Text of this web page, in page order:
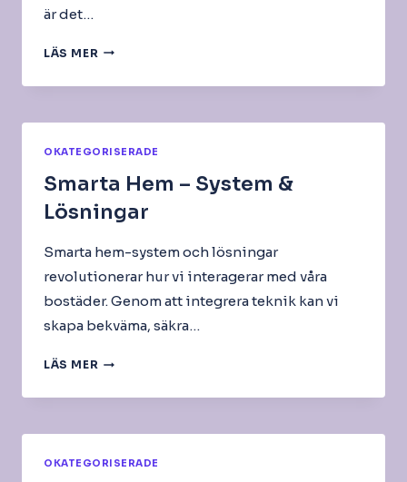
är det…
LÄS MER NÄTVERKSKAMERA
OKATEGORISERADE
Smarta Hem – System &
Lösningar
Smarta hem-system och lösningar
revolutionerar hur vi interagerar med våra
bostäder. Genom att integrera teknik kan vi
skapa bekväma, säkra…
LÄS MER SMARTA
–
&
OKATEGORISERADE